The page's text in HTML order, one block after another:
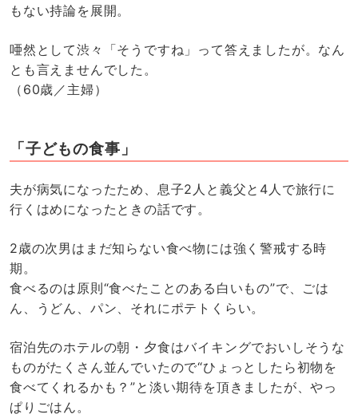
もない持論を展開。
唖然として渋々「そうですね」って答えましたが。なん
とも言えませんでした。
（60歳／主婦）
「子どもの食事」
夫が病気になったため、息子2人と義父と4人で旅行に
行くはめになったときの話です。
2歳の次男はまだ知らない食べ物には強く警戒する時
期。
食べるのは原則“食べたことのある白いもの”で、ごは
ん、うどん、パン、それにポテトくらい。
宿泊先のホテルの朝・夕食はバイキングでおいしそうな
ものがたくさん並んでいたので“ひょっとしたら初物を
食べてくれるかも？”と淡い期待を頂きましたが、やっ
ぱりごはん。